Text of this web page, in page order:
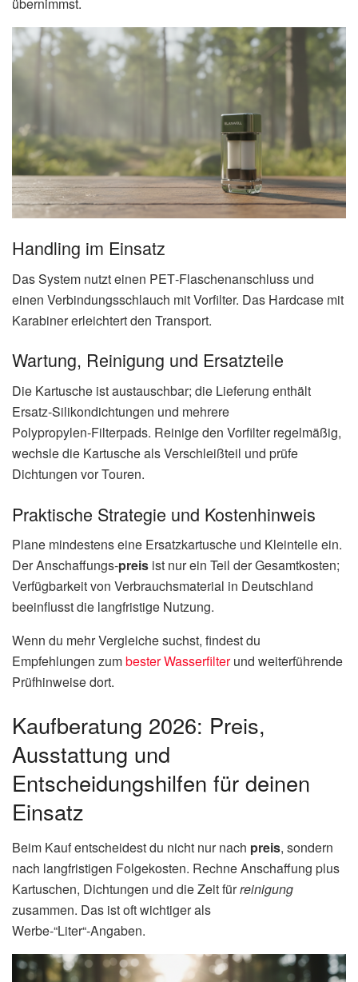
Handling im Einsatz
Das System nutzt einen PET‑Flaschenanschluss und
einen Verbindungsschlauch mit Vorfilter. Das Hardcase mit
Karabiner erleichtert den Transport.
Wartung, Reinigung und Ersatzteile
Die Kartusche ist austauschbar; die Lieferung enthält
Ersatz‑Silikondichtungen und mehrere
Polypropylen‑Filterpads. Reinige den Vorfilter regelmäßig,
wechsle die Kartusche als Verschleißteil und prüfe
Dichtungen vor Touren.
Praktische Strategie und Kostenhinweis
Plane mindestens eine Ersatzkartusche und Kleinteile ein.
Der Anschaffungs‑preis ist nur ein Teil der Gesamtkosten;
Verfügbarkeit von Verbrauchsmaterial in Deutschland
beeinflusst die langfristige Nutzung.
Wenn du mehr Vergleiche suchst, findest du
Empfehlungen zumbester Wasserfilterund weiterführende
Prüfhinweise dort.
Kaufberatung 2026: Preis,
Ausstattung und
Entscheidungshilfen für deinen
Einsatz
Beim Kauf entscheidest du nicht nur nach preis, sondern
nach langfristigen Folgekosten. Rechne Anschaffung plus
Kartuschen, Dichtungen und die Zeit fürreinigung
zusammen. Das ist oft wichtiger als
Werbe‑“Liter“‑Angaben.